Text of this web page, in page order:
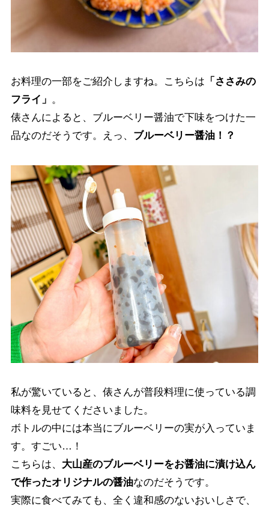
お料理の一部をご紹介しますね。こちらは 「ささみの
フライ」 。
俵さんによると、ブルーベリー醤油で下味をつけた一
品なのだそうです。えっ、 ブルーベリー醤油！？
私が驚いていると、俵さんが普段料理に使っている調
味料を見せてくださいました。
ボトルの中には本当にブルーベリーの実が入っていま
す。すごい…！
こちらは、 大山産のブルーベリーをお醤油に漬け込ん
で作ったオリジナルの醤油なのだそうです。
実際に食べてみても、全く違和感のないおいしさで、